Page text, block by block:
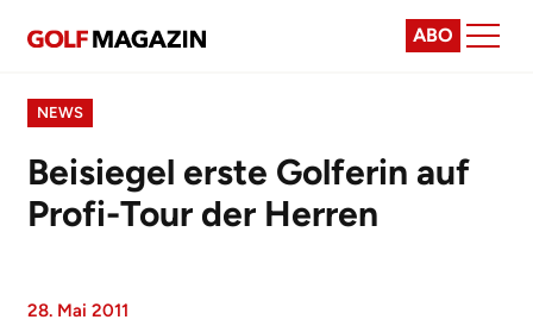
ABO
NEWS
Beisiegel erste Golferin auf
Profi-Tour der Herren
28. Mai 2011